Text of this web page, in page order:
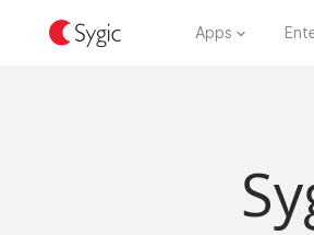
Apps